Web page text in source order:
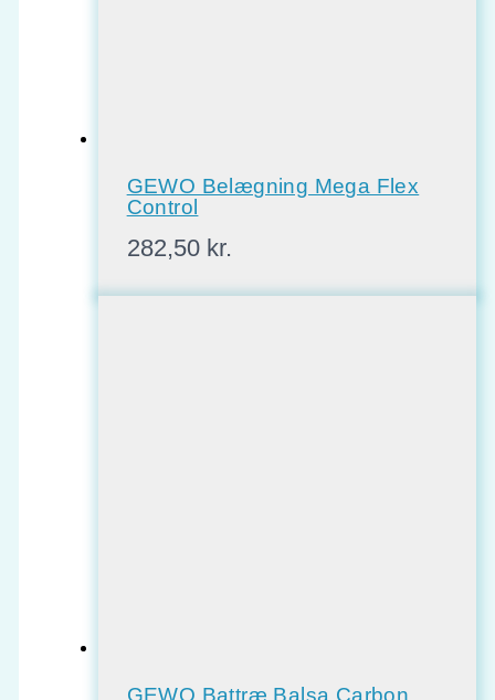
GEWO Belægning Mega Flex
Control
282,50 kr.
GEWO Battræ Balsa Carbon